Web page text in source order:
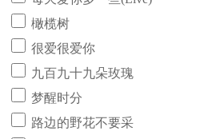
橄榄树
很爱很爱你
九百九十九朵玫瑰
梦醒时分
路边的野花不要采